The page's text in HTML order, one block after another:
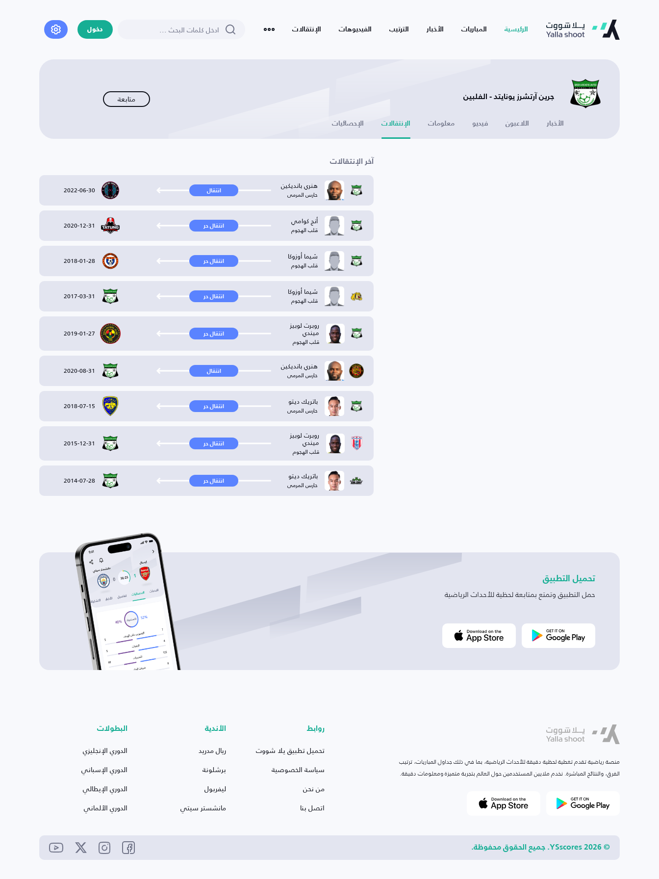
الرئيسية المباريات الأخبار الترتيب الفيديوهات الإنتقالات دخول
جرين آرتشرز يونايتد - الفلبين متابعة
الأخبار اللاعبون فيديو معلومات الإنتقالات الإحصائيات
آخر الإنتقالات
هنري بانديكين
حارس المرمى انتقال 2022-06-30
أنج كوامي
قلب الهجوم انتقال حر 2020-12-31
شيما أوزوكا
قلب الهجوم انتقال حر 2018-01-28
شيما أوزوكا
قلب الهجوم انتقال حر 2017-03-31
روبرت لوبيز
ميندي
قلب الهجوم
انتقال حر 2019-01-27
هنري بانديكين
حارس المرمى انتقال 2020-08-31
باتريك ديتو
حارس المرمى انتقال حر 2018-07-15
روبرت لوبيز
ميندي
قلب الهجوم
انتقال حر 2015-12-31
باتريك ديتو
حارس المرمى انتقال حر 2014-07-28
تحميل التطبيق
حمل التطبيق وتمتع بمتابعة لحظية للأحداث الرياضية
منصة رياضية تقدم تغطية لحظية دقيقة للأحداث الرياضية، بما في ذلك جداول المباريات، ترتيب
الفرق، والنتائج المباشرة. نخدم ملايين المستخدمين حول العالم بتجربة متميزة ومعلومات دقيقة.
روابط
تحميل تطبيق يلا شووت
سياسة الخصوصية
من نحن
اتصل بنا
الأندية
ريال مدريد
برشلونة
ليفربول
مانشستر سيتي
البطولات
الدوري الإنجليزي
الدوري الإسباني
الدوري الإيطالي
الدوري الألماني
© 2026 YSscores. جميع الحقوق محفوظة.